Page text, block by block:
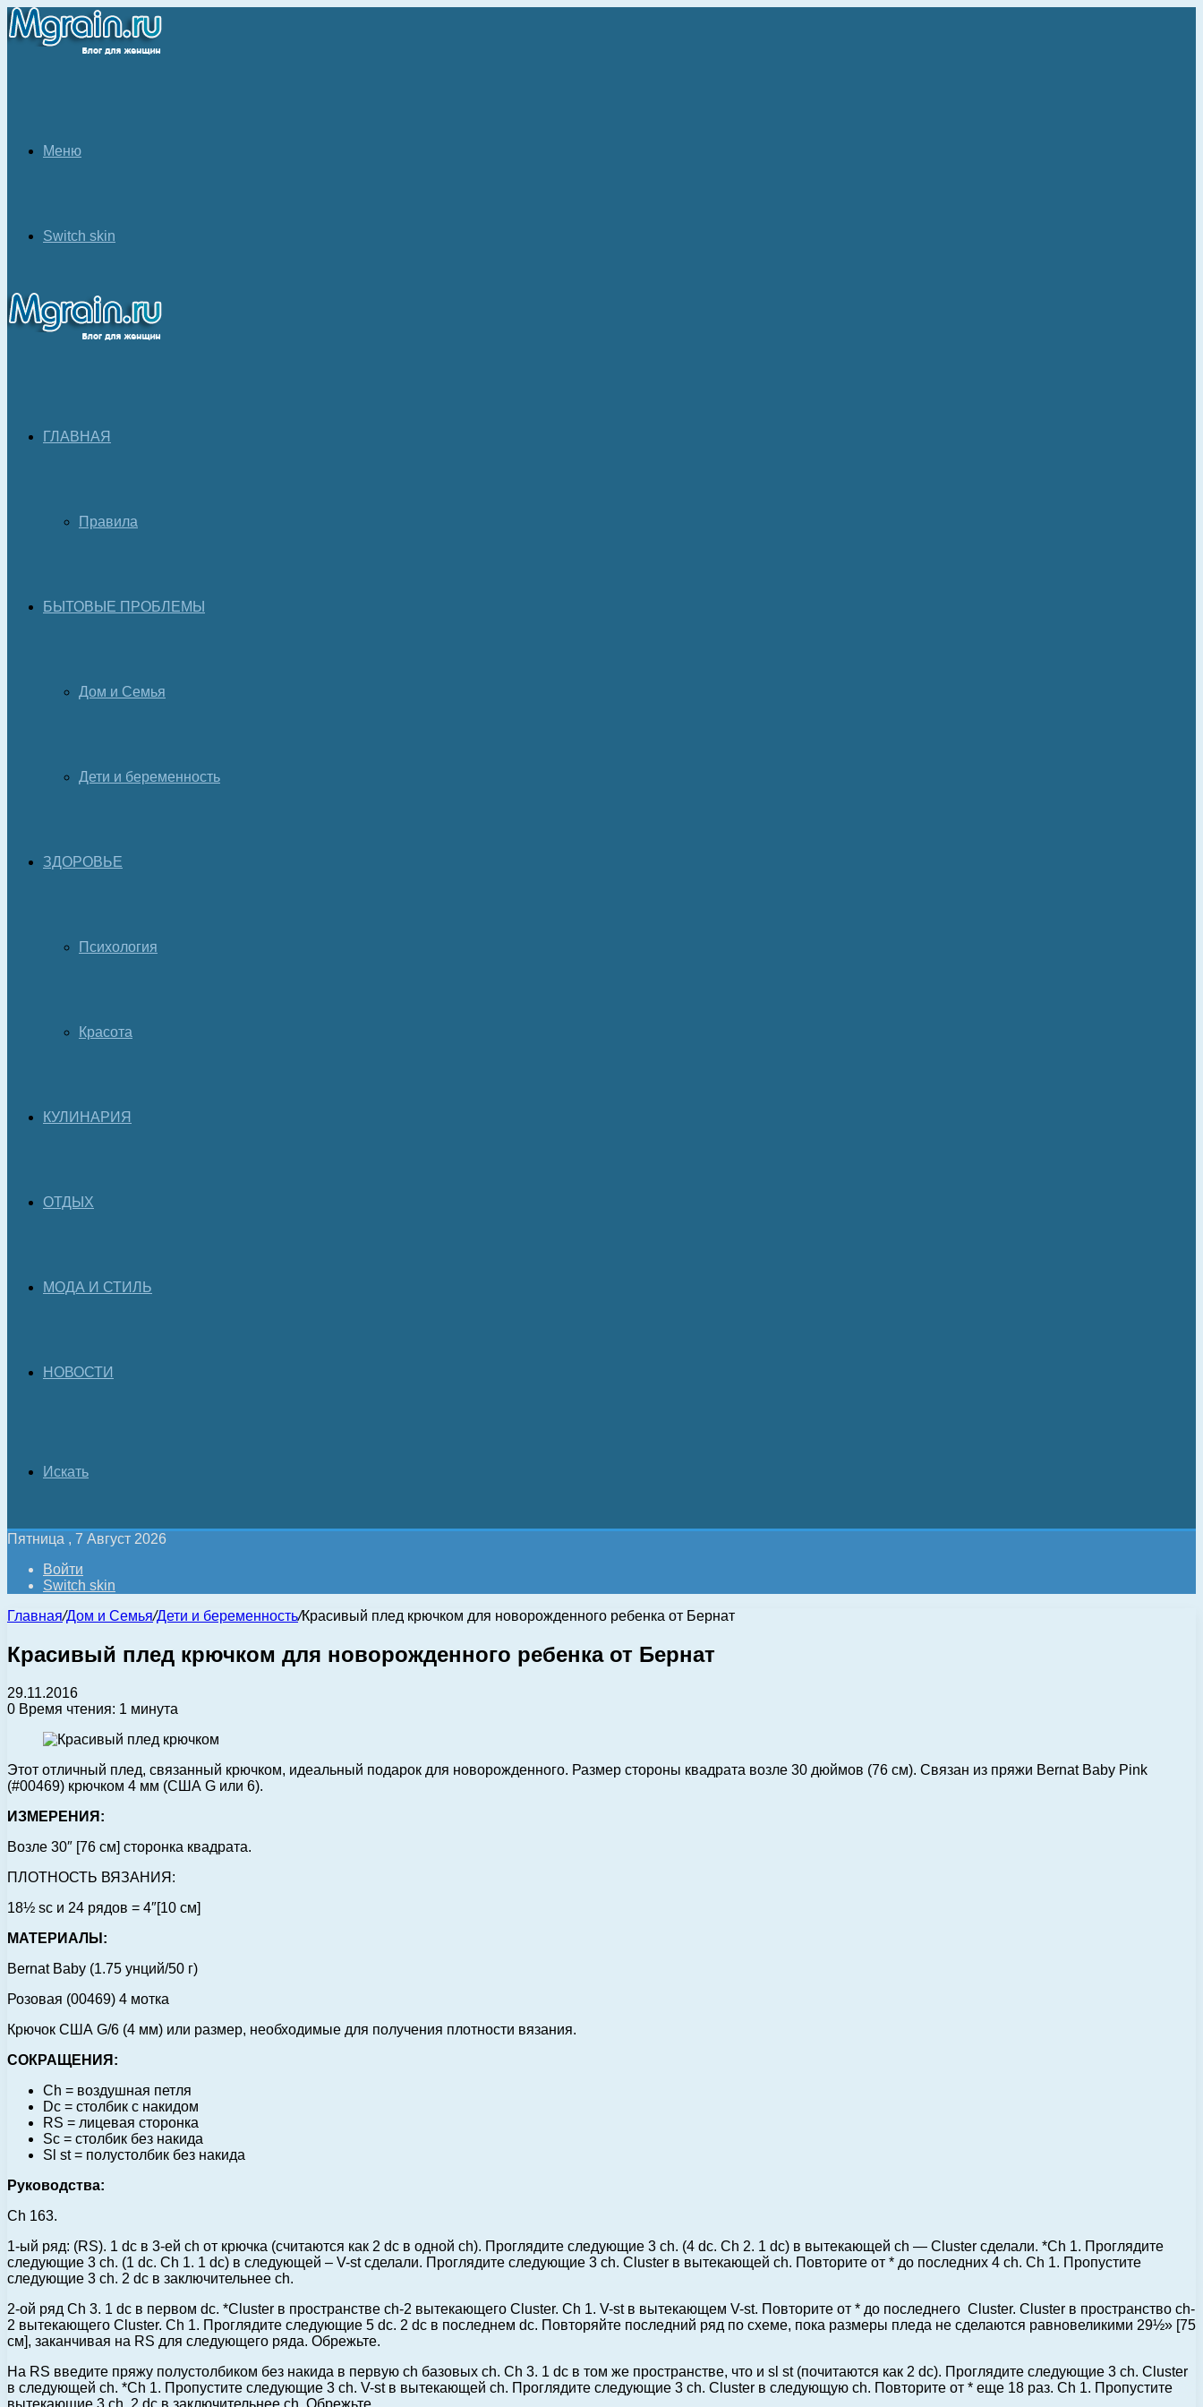
Меню
Switch skin
ГЛАВНАЯ
Правила
БЫТОВЫЕ ПРОБЛЕМЫ
Дом и Семья
Дети и беременность
ЗДОРОВЬЕ
Психология
Красота
КУЛИНАРИЯ
ОТДЫХ
МОДА И СТИЛЬ
НОВОСТИ
Искать
Пятница , 7 Август 2026
Войти
Switch skin
Главная/Дом и Семья/Дети и беременность/Красивый плед крючком для новорожденного ребенка от Бернат
Красивый плед крючком для новорожденного ребенка от Бернат
29.11.2016
0 Время чтения: 1 минута
Этот отличный плед, связанный крючком, идеальный подарок для новорожденного. Размер стороны квадрата возле 30 дюймов (76 см). Связан из пряжи Bernat Baby Pink
(#00469) крючком 4 мм (США G или 6).
ИЗМЕРЕНИЯ:
Возле 30″ [76 см] сторонка квадрата.
ПЛОТНОСТЬ ВЯЗАНИЯ:
18½ sc и 24 рядов = 4″[10 см]
МАТЕРИАЛЫ:
Bernat Baby (1.75 унций/50 г)
Розовая (00469) 4 мотка
Крючок США G/6 (4 мм) или размер, необходимые для получения плотности вязания.
СОКРАЩЕНИЯ:
Ch = воздушная петля
Dc = столбик с накидом
RS = лицевая сторонка
Sc = столбик без накида
Sl st = полустолбик без накида
Руководства:
Ch 163.
1-ый ряд: (RS). 1 dc в 3-ей ch от крючка (считаются как 2 dc в одной ch). Проглядите следующие 3 ch. (4 dc. Ch 2. 1 dc) в вытекающей ch — Cluster сделали. *Ch 1. Проглядите
следующие 3 ch. (1 dc. Ch 1. 1 dc) в следующей – V-st сделали. Проглядите следующие 3 ch. Cluster в вытекающей ch. Повторите от * до последних 4 ch. Ch 1. Пропустите
следующие 3 ch. 2 dc в заключительнее ch.
2-ой ряд Ch 3. 1 dc в первом dc. *Cluster в пространстве ch-2 вытекающего Cluster. Ch 1. V-st в вытекающем V-st. Повторите от * до последнего Cluster. Cluster в пространство ch-
2 вытекающего Cluster. Ch 1. Проглядите следующие 5 dc. 2 dc в последнем dc. Повторяйте последний ряд по схеме, пока размеры пледа не сделаются равновеликими 29½» [75
см], заканчивая на RS для следующего ряда. Обрежьте.
На RS введите пряжу полустолбиком без накида в первую ch базовых ch. Ch 3. 1 dc в том же пространстве, что и sl st (почитаются как 2 dc). Проглядите следующие 3 ch. Cluster
в следующей ch. *Ch 1. Пропустите следующие 3 ch. V-st в вытекающей ch. Проглядите следующие 3 ch. Cluster в следующую ch. Повторите от * еще 18 раз. Ch 1. Пропустите
вытекающие 3 ch. 2 dc в заключительнее ch. Обрежьте.